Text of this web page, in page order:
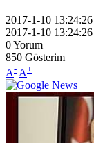
2017-1-10 13:24:26
2017-1-10 13:24:26
0Yorum
850 Gösterim
A- A+